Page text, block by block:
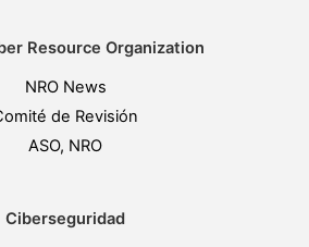
Resource Organization
NRO News
de Revisión
ASO, NRO
Ciberseguridad